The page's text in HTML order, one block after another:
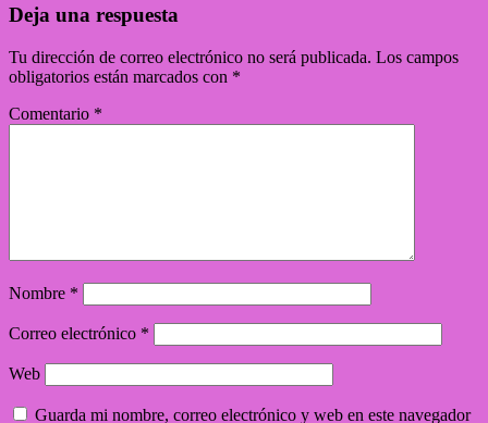
Deja una respuesta
Tu dirección de correo electrónico no será publicada. Los campos
obligatorios están marcados con *
Comentario *
Nombre *
Correo electrónico *
Web
Guarda mi nombre, correo electrónico y web en este navegador